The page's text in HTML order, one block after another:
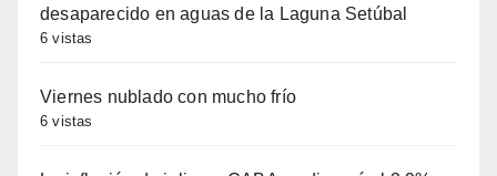
desaparecido en aguas de la Laguna Setúbal
6 vistas
Viernes nublado con mucho frío
6 vistas